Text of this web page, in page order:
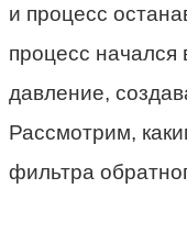
и процесс
процесс начался
давление,
Рассмотрим,
фильтра